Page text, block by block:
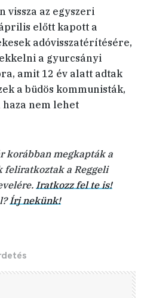
vissza az egyszeri
előtt kapott a
adóvisszatérítésére,
a gyurcsányi
amit 12 év alatt adtak
a büdös kommunisták,
haza nem lehet
korábban megkapták a
feliratkoztak a Reggeli
Iratkozz fel te is!
Írj nekünk!